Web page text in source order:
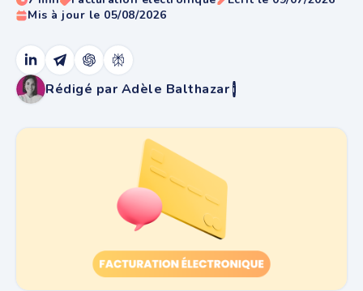
Mis à jour le 05/08/2026
Rédigé par Adèle Balthazar i